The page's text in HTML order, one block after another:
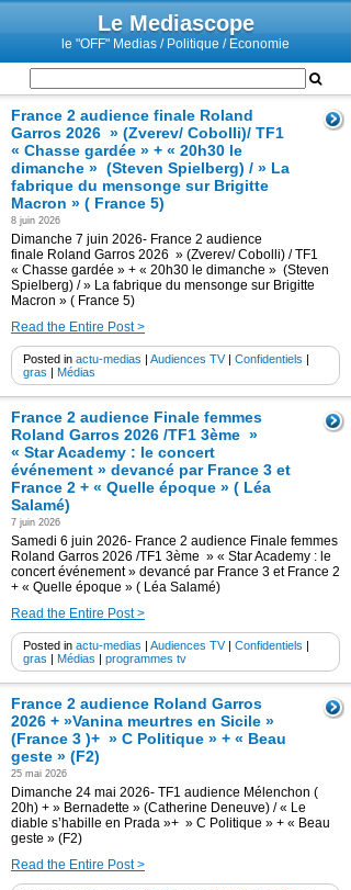
Le Mediascope
le "OFF" Medias / Politique / Economie
France 2 audience finale Roland
Garros 2026 » (Zverev/ Cobolli)/ TF1
« Chasse gardée » + « 20h30 le
dimanche » (Steven Spielberg) / » La
fabrique du mensonge sur Brigitte
Macron » ( France 5)
8 juin 2026
Dimanche 7 juin 2026- France 2 audience
finale Roland Garros 2026 » (Zverev/ Cobolli) / TF1
« Chasse gardée » + « 20h30 le dimanche » (Steven
Spielberg) / » La fabrique du mensonge sur Brigitte
Macron » ( France 5)
Read the Entire Post >
Posted in actu-medias | Audiences TV| Confidentiels |
gras | Médias
France 2 audience Finale femmes
Roland Garros 2026 /TF1 3ème »
« Star Academy : le concert
événement » devancé par France 3 et
France 2 + « Quelle époque » ( Léa
Salamé)
7 juin 2026
Samedi 6 juin 2026- France 2 audience Finale femmes
Roland Garros 2026 /TF1 3ème » « Star Academy : le
concert événement » devancé par France 3 et France 2
+ « Quelle époque » ( Léa Salamé)
Read the Entire Post >
Posted in actu-medias | Audiences TV| Confidentiels |
gras | Médias | programmes tv
France 2 audience Roland Garros
2026 + »Vanina meurtres en Sicile »
(France 3 )+ » C Politique » + « Beau
geste » (F2)
25 mai 2026
Dimanche 24 mai 2026- TF1 audience Mélenchon (
20h) + » Bernadette » (Catherine Deneuve) / « Le
diable s’habille en Prada »+ » C Politique » + « Beau
geste » (F2)
Read the Entire Post >